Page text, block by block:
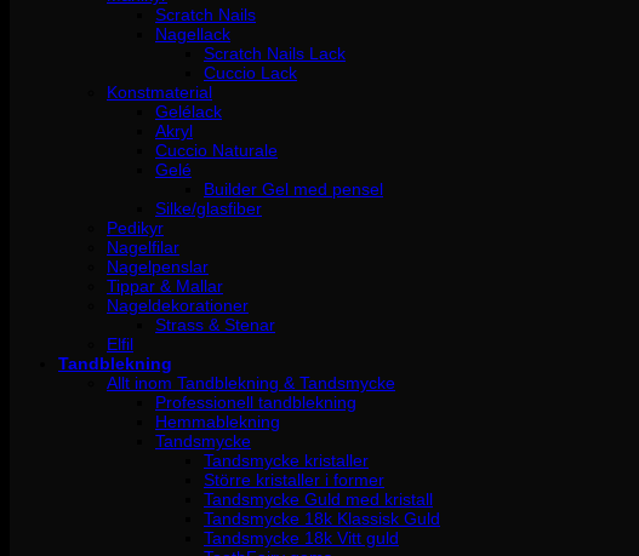
Scratch Nails
Nagellack
Scratch Nails Lack
Cuccio Lack
Konstmaterial
Gelélack
Akryl
Cuccio Naturale
Gelé
Builder Gel med pensel
Silke/glasfiber
Pedikyr
Nagelfilar
Nagelpenslar
Tippar & Mallar
Nageldekorationer
Strass & Stenar
Elfil
Tandblekning
Allt inom Tandblekning & Tandsmycke
Professionell tandblekning
Hemmablekning
Tandsmycke
Tandsmycke kristaller
Större kristaller i former
Tandsmycke Guld med kristall
Tandsmycke 18k Klassisk Guld
Tandsmycke 18k Vitt guld